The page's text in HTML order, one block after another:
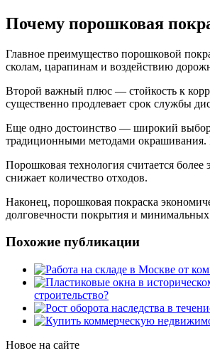
Почему порошковая
Главное преимущество порошковой
сколам, царапинам и воздействию
Второй важный плюс — стойкость к
существенно продлевает срок службы
Еще одно достоинство — широкий выбор
традиционными методами окрашивания.
Порошковая технология считается
снижает количество отходов.
Наконец, порошковая покраска
долговечности покрытия и
Похожие публикации
строительство?
Новое на сайте